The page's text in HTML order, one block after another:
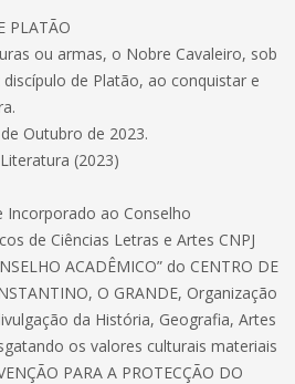
PLATÃO
ou armas, o Nobre Cavaleiro, sob
de Platão, ao conquistar e
Outubro de 2023.
(2023)
Incorporado ao Conselho
de Ciências Letras e Artes CNPJ
ACADÊMICO” do CENTRO DE
O GRANDE, Organização
da História, Geografia, Artes
os valores culturais materiais
PARA A PROTECÇÃO DO